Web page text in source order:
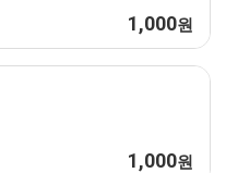
1,000원
1,000원